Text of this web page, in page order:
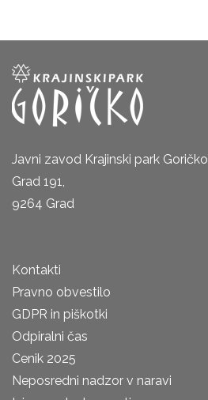
Javni zavod Krajinski park Goričko
Grad 191,
9264 Grad
Kontakti
Pravno obvestilo
GDPR in piškotki
Odpiralni čas
Cenik 2025
Neposredni nadzor v naravi